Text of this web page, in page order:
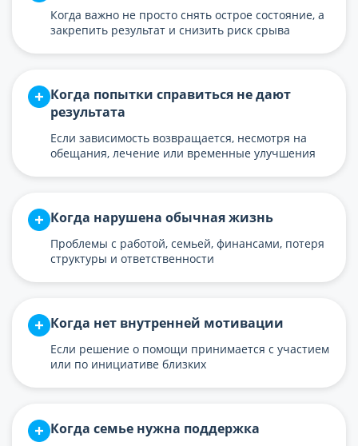
Когда важно не просто снять острое состояние, а
закрепить результат и снизить риск срыва
Когда попытки справиться не дают
результата
Если зависимость возвращается, несмотря на
обещания, лечение или временные улучшения
Когда нарушена обычная жизнь
Проблемы с работой, семьей, финансами, потеря
структуры и ответственности
Когда нет внутренней мотивации
Если решение о помощи принимается с участием
или по инициативе близких
Когда семье нужна поддержка